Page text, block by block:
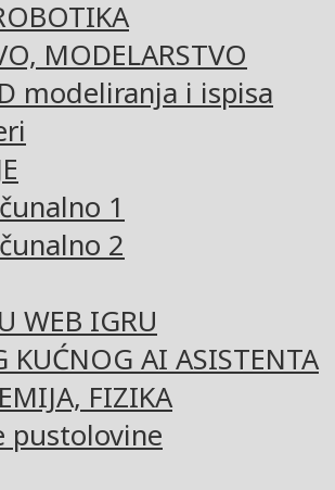
MODELARSTVO
modeliranja i ispisa
1
2
WEB IGRU
KUĆNOG AI ASISTENTA
FIZIKA
pustolovine